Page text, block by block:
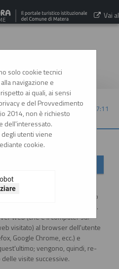
Vai al
08/08/2026 17:11
solo cookie tecnici
navigazione e
ai quali, ai sensi
e del Provvedimento
2014, non è richiesto
dell'interessato.
utenti viene
cookie.
creato sul computer
accede ad un determinato
e trasportare informazioni.
web (che è il computer sul
visitato) al browser dell'utente
Google Chrome, ecc.) e
vengono, quindi, re-
visite successive.